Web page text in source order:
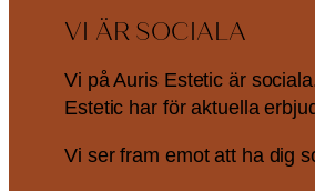
VI ÄR SOCIALA
Vi på Auris Estetic är
Estetic har för aktuella
Vi ser fram emot att ha dig